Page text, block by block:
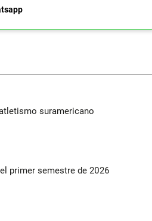
suramericano
primer semestre de 2026